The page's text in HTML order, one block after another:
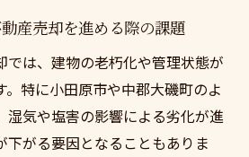
産売却を進める際の課題
では、建物の老朽化や管理状態が
。特に小田原市や中郡大磯町のよ
湿気や塩害の影響による劣化が進
下がる要因となることもありま